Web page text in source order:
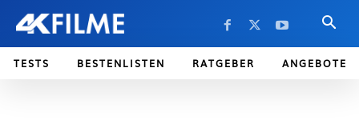
TESTS BESTENLISTEN RATGEBER ANGEBOTE